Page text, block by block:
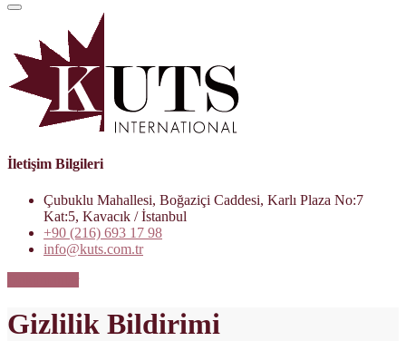
İletişim Bilgileri
Çubuklu Mahallesi, Boğaziçi Caddesi, Karlı Plaza No:7
Kat:5, Kavacık / İstanbul
+90 (216) 693 17 98
info@kuts.com.tr
Gizlilik Bildirimi